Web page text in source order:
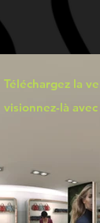
Téléchargez la
visionnez-là